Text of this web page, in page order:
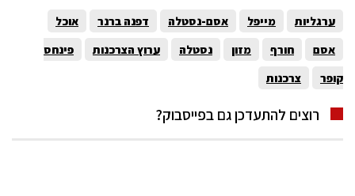
ערגליות מייפל אסם-נסטלה דפנה ברנר
אוכל
אסם
חורף מזון נסטלה ערוץ הצרכנות
פינחס
קופר
צרכנות
רוצים להתעדכן גם בפייסבוק?